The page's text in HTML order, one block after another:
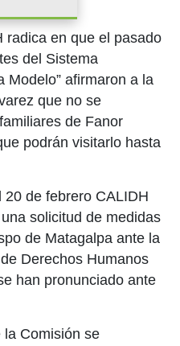
radica en que el pasado
del Sistema
Modelo” afirmaron a la
que no se
de Fanor
podrán visitarlo hasta
de febrero CALIDH
solicitud de medidas
de Matagalpa ante la
Derechos Humanos
han pronunciado ante
la Comisión se